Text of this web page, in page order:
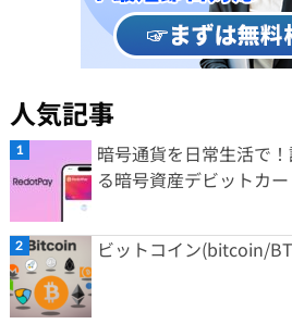
人気記事
暗号通貨を日常生活で
る暗号資産デビットカー
ビットコイン(bitcoin/